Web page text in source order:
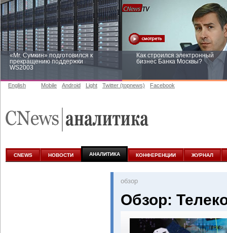
«Mr. Сумкин» подготовился к
прекращению поддержки
WS2003
Как строился электронный
бизнес Банка Москвы?
аналитике
English Mobile Android Light Twitter (topnews) Facebook
CNEWS НОВОСТИ АНАЛИТИКА КОНФЕРЕНЦИИ ЖУРНАЛ
oбзор
Обзор: